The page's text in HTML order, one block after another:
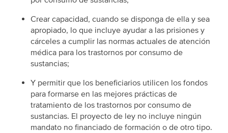
Crear capacidad, cuando se disponga de ella y sea
apropiado, lo que incluye ayudar a las prisiones y
cárceles a cumplir las normas actuales de atención
médica para los trastornos por consumo de
sustancias;
Y permitir que los beneficiarios utilicen los fondos
para formarse en las mejores prácticas de
tratamiento de los trastornos por consumo de
sustancias. El proyecto de ley no incluye ningún
mandato no financiado de formación o de otro tipo.